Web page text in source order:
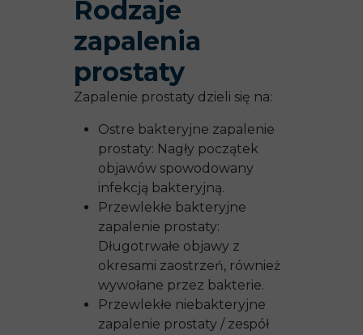
Rodzaje
zapalenia
prostaty
Zapalenie prostaty dzieli się na:
Ostre bakteryjne zapalenie
prostaty: Nagły początek
objawów spowodowany
infekcją bakteryjną.
Przewlekłe bakteryjne
zapalenie prostaty:
Długotrwałe objawy z
okresami zaostrzeń, również
wywołane przez bakterie.
Przewlekłe niebakteryjne
zapalenie prostaty / zespół